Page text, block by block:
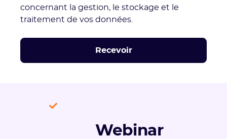
Webinar
concernant la gestion, le stockage et le
traitement de vos données.